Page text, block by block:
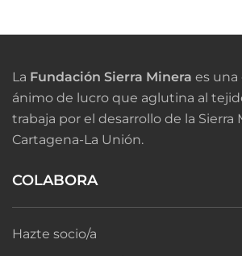
La Fundación Sierra Minera es
ánimo de lucro que aglutina al
trabaja por el desarrollo de la Sierra
Cartagena-La Unión.
COLABORA
Hazte socio/a